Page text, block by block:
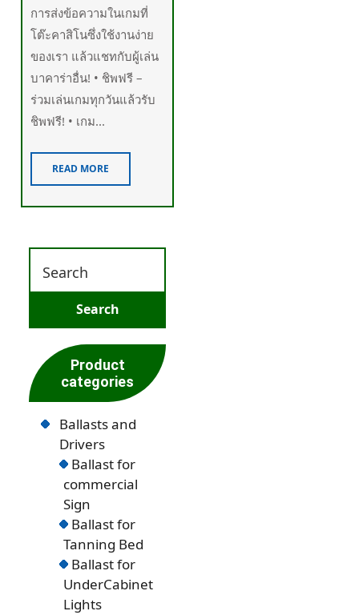
การส่งข้อความในเกมที่
โต๊ะคาสิโนซึ่งใช้งานง่าย
ของเรา แล้วแชทกับผู้เล่น
บาคาร่าอื่น! • ชิพฟรี –
ร่วมเล่นเกมทุกวันแล้วรับ
ชิพฟรี! • เกม...
READ MORE
Product
categories
Ballasts and
Drivers
Ballast for
commercial
Sign
Ballast for
Tanning Bed
Ballast for
UnderCabinet
Lights